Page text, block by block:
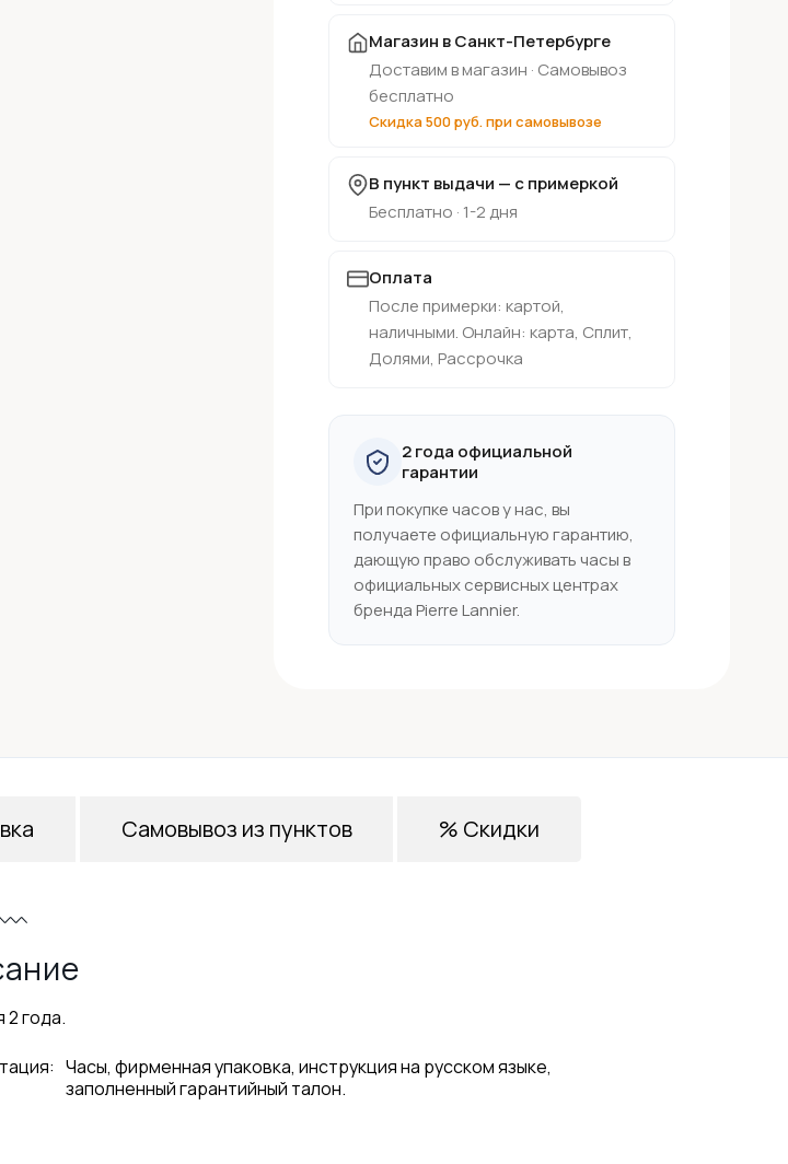
Магазин в Санкт-Петербурге
Доставим в магазин · Самовывоз
бесплатно
Скидка 500 руб. при самовывозе
В пункт выдачи — с примеркой
Бесплатно · 1-2 дня
Оплата
После примерки: картой,
наличными. Онлайн: карта, Сплит,
Долями, Рассрочка
2 года официальной
гарантии
При покупке часов у нас, вы
получаете официальную гарантию,
дающую право обслуживать часы в
официальных сервисных центрах
бренда Pierre Lannier.
2 года.
Часы, фирменная упаковка, инструкция на русском языке,
заполненный гарантийный талон.
Самовывоз из пунктов % Скидки